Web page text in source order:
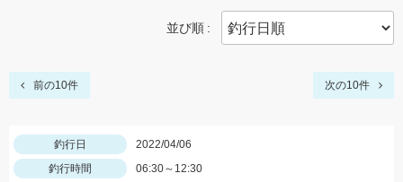
並び順
前の10件 次の10件
釣行日
2022/04/06
釣行時間
06:30～12:30